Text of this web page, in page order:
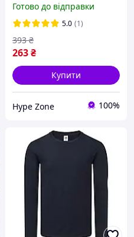
отриманні Одяг хлопцю
для дому якісну Футболку
з бавовни на літо
Готово до відправки
5.0 (1)
263₴
393 ₴
Купити
Hype Zone 100%